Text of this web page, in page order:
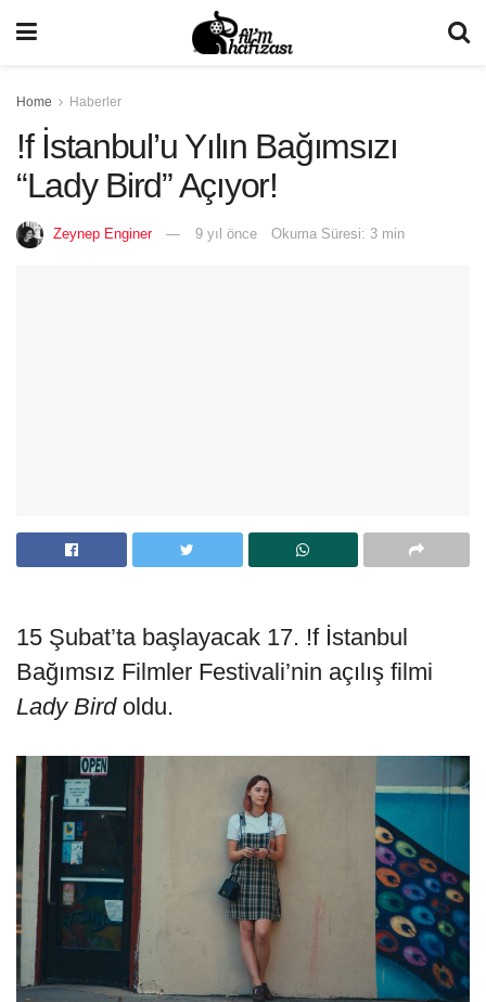
Home Haberler
!f İstanbul’u Yılın Bağımsızı
“Lady Bird” Açıyor!
Zeynep Enginer 9 yıl önce Okuma Süresi: 3 min
15 Şubat’ta başlayacak 17. !f İstanbul
Bağımsız Filmler Festivali’nin açılış filmi
Lady Birdoldu.